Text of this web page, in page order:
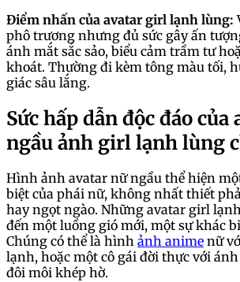
Điểm nhấn của avatar girl lạnh lùng:
phô trương nhưng đủ sức gây ấn
ánh mắt sắc sảo, biểu cảm trầm tư
khoát. Thường đi kèm tông màu tối,
giác sâu lắng.
Sức hấp dẫn độc đáo của
ngầu ảnh girl lạnh lùng
Hình ảnh avatar nữ ngầu thể hiện
biệt của phái nữ, không nhất thiết
hay ngọt ngào. Những avatar girl
đến một luồng gió mới, một sự khác
Chúng có thể là hình ảnh anime nữ
lạnh, hoặc một cô gái đời thực với
đôi môi khép hờ.